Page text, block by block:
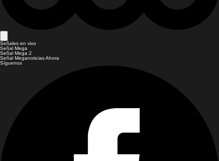
Señales en vivo
Señal Mega
Señal Mega 2
Señal Meganoticias Ahora
Síguenos